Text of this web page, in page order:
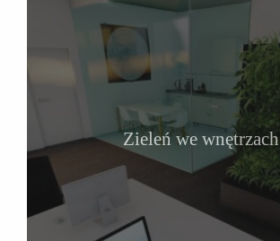
Zieleń we wnętrzach